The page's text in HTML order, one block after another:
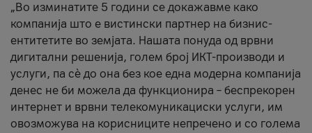
„Во изминатите 5 години се докажавме како
компанија што е вистински партнер на бизнис-
ентитетите во земјата. Нашата понуда од врвни
дигитални решенија, голем број ИКТ-производи и
услуги, па сè до она без кое една модерна компанија
денес не би можела да функционира – беспрекорен
интернет и врвни телекомуникациски услуги, им
овозможува на корисниците непречено и со голема